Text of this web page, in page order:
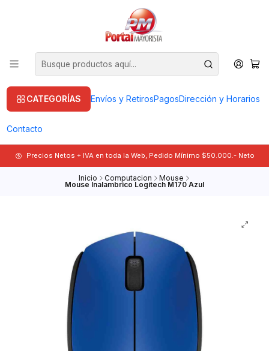
CATEGORÍAS Envíos y RetirosPagosDirección y Horarios
Contacto
Precios Netos + IVA en toda la Web, Pedido Mínimo $50.000.- Neto
Inicio Computacion Mouse
Mouse Inalambrico Logitech M170 Azul